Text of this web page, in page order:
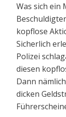
Was sich ein
kopflose
Sicherlich
Polizei
diesen
Dann
dicken